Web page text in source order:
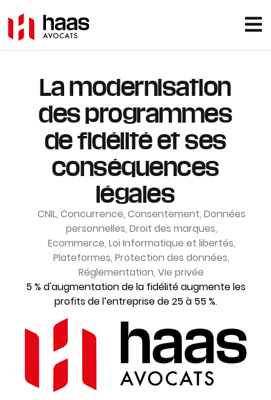
La modernisation
des programmes
de fidélité et ses
conséquences
légales
CNIL, Concurrence, Consentement, Données
personnelles, Droit des marques,
Ecommerce, Loi Informatique et libertés,
Plateformes, Protection des données,
Réglementation, Vie privée
5 % d'augmentation de la fidélité augmente les
profits de l’entreprise de 25 à 55 %.